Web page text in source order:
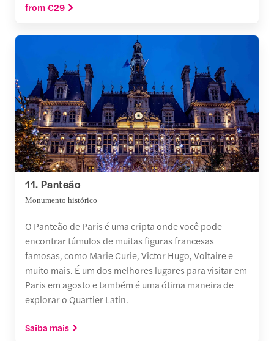
from €29
11. Panteão
Monumento histórico
O Panteão de Paris é uma cripta onde você pode
encontrar túmulos de muitas figuras francesas
famosas, como Marie Curie, Victor Hugo, Voltaire e
muito mais. É um dos melhores lugares para visitar em
Paris em agosto e também é uma ótima maneira de
explorar o Quartier Latin.
Saiba mais